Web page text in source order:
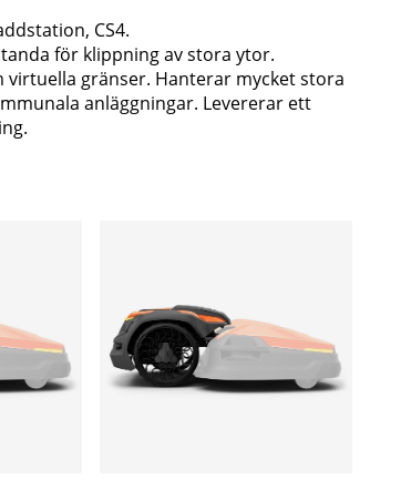
CS4.
för klippning av stora ytor.
gränser. Hanterar mycket stora
anläggningar. Levererar ett